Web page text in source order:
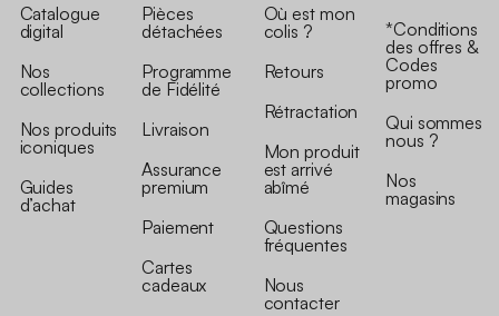
Catalogue
digital
Nos
collections
Nos produits
iconiques
Guides
d’achat
Pièces
détachées
Programme
de Fidélité
Livraison
Assurance
premium
Paiement
Cartes
cadeaux
Où est mon
colis ?
Retours
Rétractation
Mon produit
est arrivé
abîmé
Questions
fréquentes
Nous
contacter
*Conditions
des offres &
Codes
promo
Qui sommes
nous ?
Nos
magasins